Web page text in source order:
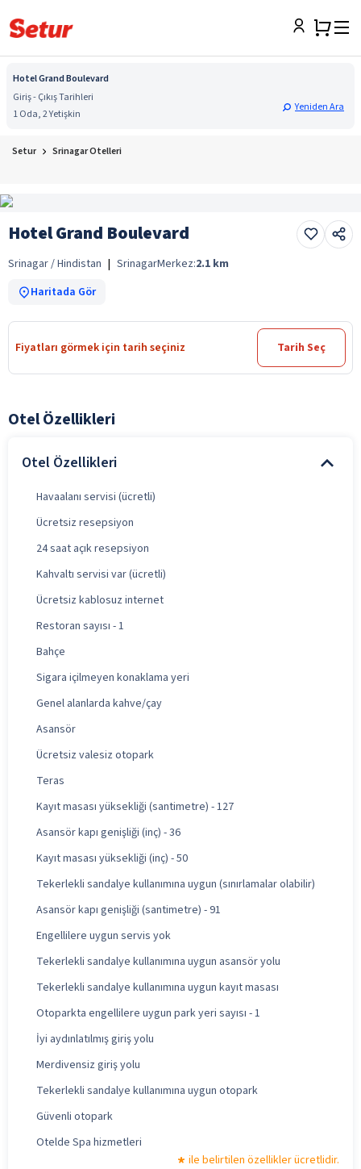
Hotel Grand Boulevard
Giriş - Çıkış Tarihleri
1 Oda, 2 Yetişkin
Yeniden Ara
Setur Srinagar Otelleri
Hotel Grand Boulevard
Srinagar / Hindistan | SrinagarMerkez:2.1 km
Haritada Gör
Fiyatları görmek için tarih seçiniz Tarih Seç
Otel Özellikleri
Otel Özellikleri
Havaalanı servisi (ücretli)
Ücretsiz resepsiyon
24 saat açık resepsiyon
Kahvaltı servisi var (ücretli)
Ücretsiz kablosuz internet
Restoran sayısı - 1
Bahçe
Sigara içilmeyen konaklama yeri
Genel alanlarda kahve/çay
Asansör
Ücretsiz valesiz otopark
Teras
Kayıt masası yüksekliği (santimetre) - 127
Asansör kapı genişliği (inç) - 36
Kayıt masası yüksekliği (inç) - 50
Tekerlekli sandalye kullanımına uygun (sınırlamalar olabilir)
Asansör kapı genişliği (santimetre) - 91
Engellilere uygun servis yok
Tekerlekli sandalye kullanımına uygun asansör yolu
Tekerlekli sandalye kullanımına uygun kayıt masası
Otoparkta engellilere uygun park yeri sayısı - 1
İyi aydınlatılmış giriş yolu
Merdivensiz giriş yolu
Tekerlekli sandalye kullanımına uygun otopark
Güvenli otopark
Otelde Spa hizmetleri
ile belirtilen özellikler ücretlidir.